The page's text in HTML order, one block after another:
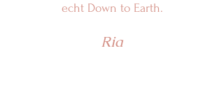
echt Down to Earth.
Ria